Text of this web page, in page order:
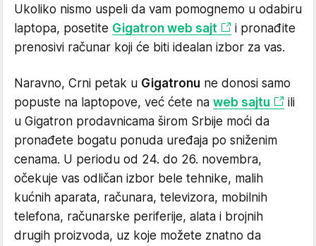
Ukoliko nismo uspeli da vam pomognemo u odabiru
laptopa, posetite Gigatron web sajt
i pronađite
prenosivi računar koji će biti idealan izbor za vas.
Naravno, Crni petak u Gigatronu ne donosi samo
popuste na laptopove, već ćete na web sajtu
ili
u Gigatron prodavnicama širom Srbije moći da
pronađete bogatu ponuda uređaja po sniženim
cenama. U periodu od 24. do 26. novembra,
očekuje vas odličan izbor bele tehnike, malih
kućnih aparata, računara, televizora, mobilnih
telefona, računarske periferije, alata i brojnih
drugih proizvoda, uz koje možete znatno da